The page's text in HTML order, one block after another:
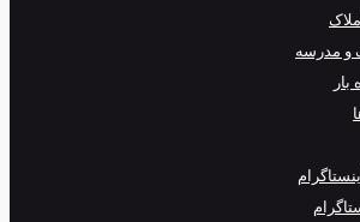
و مدرسه